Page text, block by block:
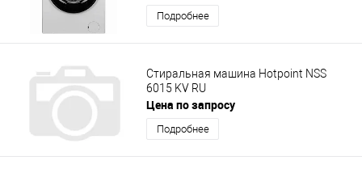
Подробнее
Стиральная машина Hotpoint NSS
6015 KV RU
Цена по запросу
Подробнее